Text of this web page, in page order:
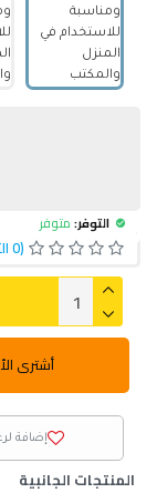
التوفر: متوفر
(0 التقييمات)
أشترى
إضافة
المنتجات الجانبية